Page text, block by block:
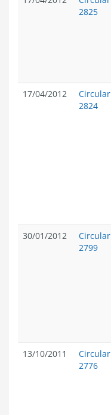
2825
17/04/2012
Circular
2824
30/01/2012
Circular
2799
13/10/2011
Circular
2776